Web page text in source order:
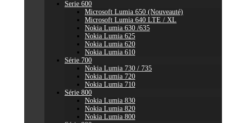
Serie 600
Microsoft Lumia 650 (Nouveauté)
Microsoft Lumia 640 LTE / XL
Nokia Lumia 630 /635
Nokia Lumia 625
Nokia Lumia 620
Nokia Lumia 610
Série 700
Nokia Lumia 730 / 735
Nokia Lumia 720
Nokia Lumia 710
Série 800
Nokia Lumia 830
Nokia Lumia 820
Nokia Lumia 800